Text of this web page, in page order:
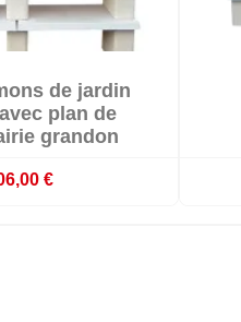
20 jours ouvrés
de jardin
plan de
grandon
€